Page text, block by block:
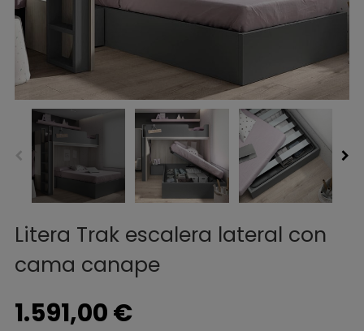
Litera Trak escalera lateral con
cama canape
1.591,00 €